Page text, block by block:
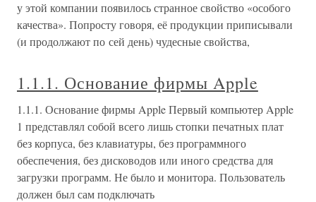
у этой компании появилось странное свойство «особого
качества». Попросту говоря, её продукции приписывали
(и продолжают по сей день) чудесные свойства,
1.1.1. Основание фирмы Apple
1.1.1. Основание фирмы Apple Первый компьютер Apple
1 представлял собой всего лишь стопки печатных плат
без корпуса, без клавиатуры, без программного
обеспечения, без дисководов или иного средства для
загрузки программ. Не было и монитора. Пользователь
должен был сам подключать